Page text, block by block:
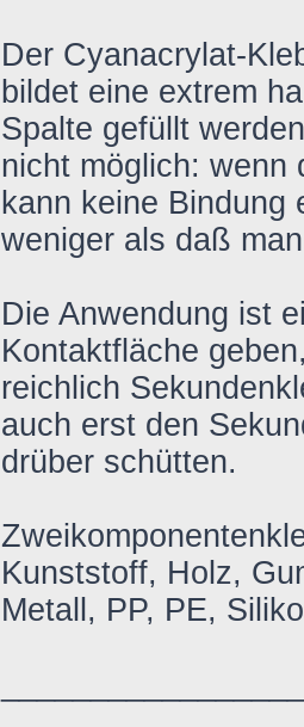
Der Cyanacrylat-
bildet eine extrem
Spalte gefüllt
nicht möglich: wenn
kann keine Bindung
weniger als daß
Die Anwendung ist
Kontaktfläche
reichlich
auch erst den
drüber schütten.
Kunststoff, Holz,
Metall, PP, PE,